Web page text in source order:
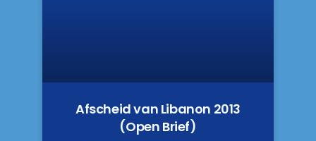
Afscheid van Libanon 2013
(Open Brief)